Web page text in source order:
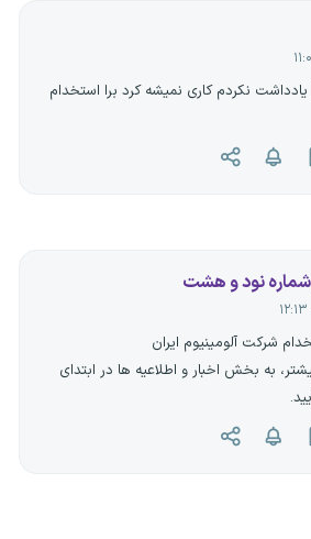
نکردم کاری نمیشه کرد برا استخدام
نود و هشت
به بخش اخبار و اطلاعیه ها در ابتدای